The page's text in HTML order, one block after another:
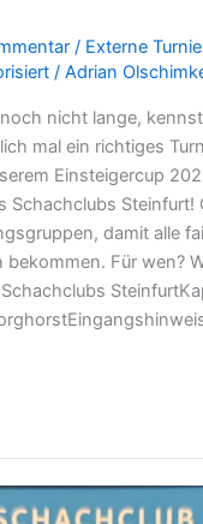
/ Externe
/Adrian
nicht lange,
mal ein richtiges
Einsteigercup
Schachclubs Steinfurt!
damit alle
Für wen?